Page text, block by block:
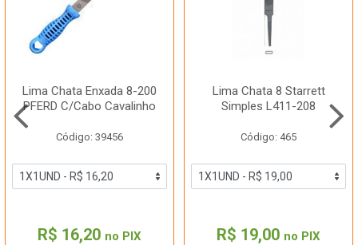
Lima Chata Enxada 8-200
PFERD C/Cabo Cavalinho
Código: 39456
R$ 16,20 no PIX
Lima Chata 8 Starrett
Simples L411-208
Código: 465
R$ 19,00 no PIX